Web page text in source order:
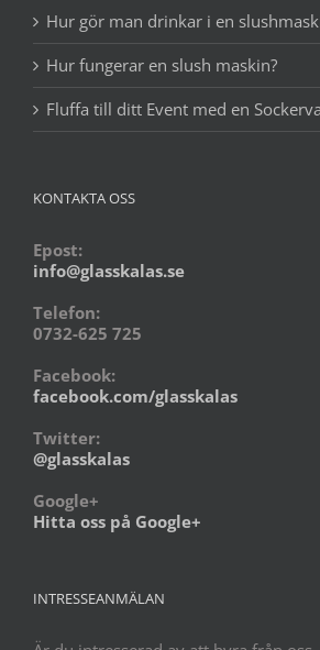
Hur gör man drinkar i en
Hur fungerar en slush maskin?
Fluffa till ditt Event med en
KONTAKTA OSS
Epost:
info@glasskalas.se
Telefon:
0732-625 725
Facebook:
facebook.com/glasskalas
Twitter:
@glasskalas
Google+
Hitta oss på Google+
INTRESSEANMÄLAN